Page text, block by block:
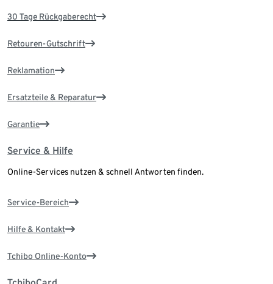
30 Tage Rückgaberecht
Retouren-Gutschrift
Reklamation
Ersatzteile & Reparatur
Garantie
Service & Hilfe
Online-Services nutzen & schnell Antworten finden.
Service-Bereich
Hilfe & Kontakt
Tchibo Online-Konto